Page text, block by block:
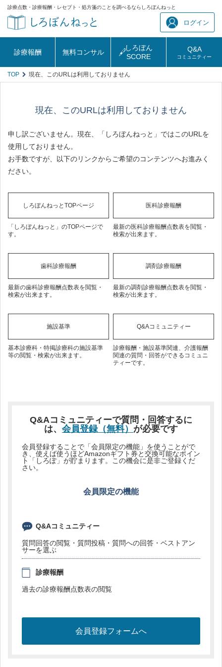
診療点数・診療報酬・レセプト・処方箋のことを調べるならしろぼんねっと
ログイン
診療報酬 無料コンサル
しろぼん
SCORE
Q&A
コミュニティー
TOP 現在、このURLは利用しておりません
現在、このURLは利用しておりません
申し訳ございません。現在、「しろぼんねっと」ではこのURLを
使用しておりません。
お手数ですが、以下のリンクからご希望のコンテンツへお進みく
ださい。
しろぼんねっとTOPページ
「しろぼんねっと」のTOPページで
す。
医科診療報酬
最新の医科診療報酬点数表を閲覧・
検索が出来ます。
歯科診療報酬
最新の歯科診療報酬点数表を閲覧・
検索が出来ます。
調剤診療報酬
最新の調剤診療報酬点数表を閲覧・
検索が出来ます。
施設基準
基本診療科・特掲診療科の施設基準
等の閲覧・検索が出来ます。
Q&Aコミュニティー
診療報酬・施設基準関連、介護報酬
関連の質問・回答ができるコミュニ
ティーです。
Q&Aコミュニティーで質問・回答するに
は、 会員登録（無料） が必要です
会員登録することで「会員限定の機能」を使うことがで
き、使えば使うほどAmazonギフト券と交換可能なポイン
ト「しろぽ」が貯まります。この機会に是非ご登録くだ
さい。
会員限定の機能
Q&Aコミュニティー
質問回答の閲覧・質問投稿・質問への回答・ベストアン
サーを選ぶ
診療報酬
過去の診療報酬点数表の閲覧
会員登録フォームへ